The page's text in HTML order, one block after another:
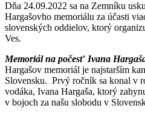
Dňa 24.09.2022 sa na Zemníku
Hargašovho memoriálu za účasti
slovenských oddielov, ktorý
Ves.
Memoriál na počesť Ivana
Hargašov memoriál je najstarším
Slovensku. Prvý ročník sa konal v
vodáka, Ivana Hargaša, ktorý
v bojoch za našu slobodu v